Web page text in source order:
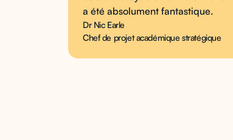
a été absolument fantastique.
Dr Nic Earle
Chef de projet académique stratégique